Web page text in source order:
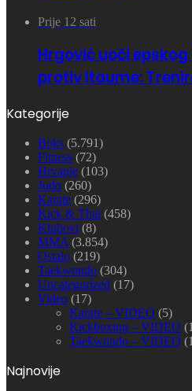
Prije 12 sati
Hrgović uoči
protiv Itaume:
Kategorije
Boks (5.791)
Fitness (72)
Hrvanje (103)
Judo (260)
Karate (296)
Kick & Thai (458)
Klubovi (8)
MMA (3.854)
Ostalo (219)
Taekwondo (304)
Uncategorized (17)
Video (17)
Karate – VIDEO (5)
Kickboxing – VIDEO
Taekwondo – VIDEO
Najnovije